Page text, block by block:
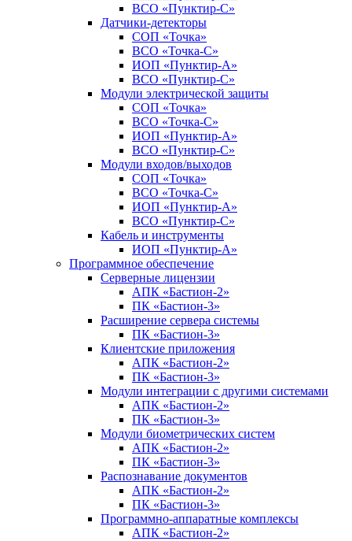
ВСО «Пунктир-С»
Датчики-детекторы
СОП «Точка»
ВСО «Точка-С»
ИОП «Пунктир-А»
ВСО «Пунктир-С»
Модули электрической защиты
СОП «Точка»
ВСО «Точка-С»
ИОП «Пунктир-А»
ВСО «Пунктир-С»
Модули входов/выходов
СОП «Точка»
ВСО «Точка-С»
ИОП «Пунктир-А»
ВСО «Пунктир-С»
Кабель и инструменты
ИОП «Пунктир-А»
Программное обеспечение
Серверные лицензии
АПК «Бастион-2»
ПК «Бастион-3»
Расширение сервера системы
ПК «Бастион-3»
Клиентские приложения
АПК «Бастион-2»
ПК «Бастион-3»
Модули интеграции с другими системами
АПК «Бастион-2»
ПК «Бастион-3»
Модули биометрических систем
АПК «Бастион-2»
ПК «Бастион-3»
Распознавание документов
АПК «Бастион-2»
ПК «Бастион-3»
Программно-аппаратные комплексы
АПК «Бастион-2»